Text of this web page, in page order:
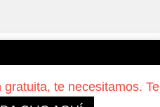
te necesitamos. Te